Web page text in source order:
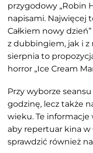
przygodowy „Robin
napisami. Najwięcej
Całkiem nowy
z dubbingiem, jak i z
sierpnia to
horror „Ice Cream
Przy wyborze
godzinę, lecz także
wieku. Te
aby repertuar kina w
sprawdzić również